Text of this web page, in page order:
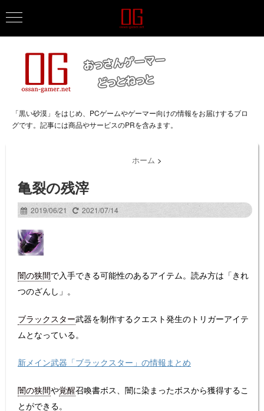
「黒い砂漠」をはじめ、PCゲームやゲーマー向けの情報をお届けするブロ
グです。記事には商品やサービスのPRを含みます。
ホーム >
亀裂の残滓
2019/06/21 2021/07/14
闇の狭間で入手できる可能性のあるアイテム。読み方は「きれ
つのざんし」。
ブラックスター武器を制作するクエスト発生のトリガーアイテ
ムとなっている。
新メイン武器「ブラックスター」の情報まとめ
闇の狭間や覚醒召喚書ボス、闇に染まったボスから獲得するこ
とができる。